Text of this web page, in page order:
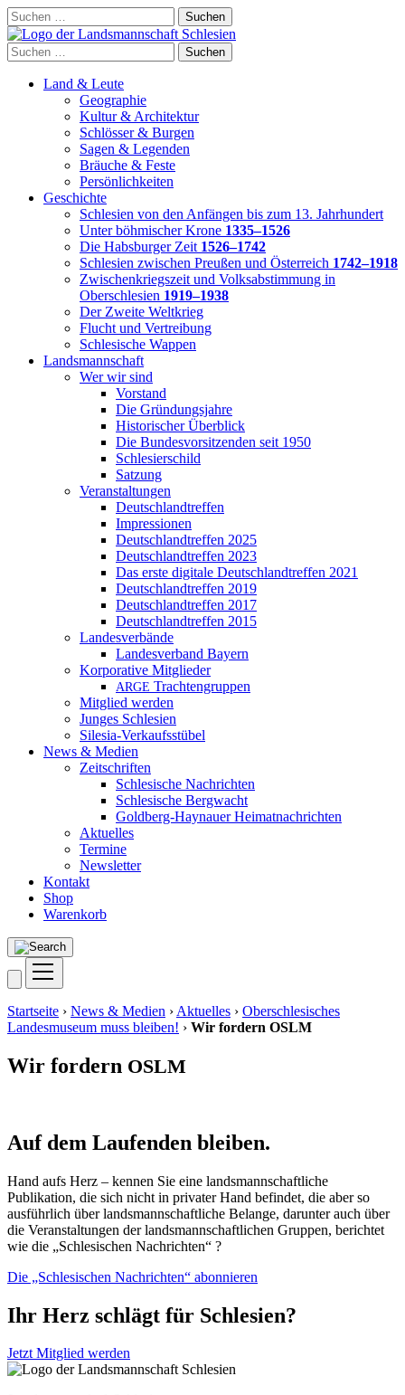
Skip
to
content
Suchen
nach:
Suchen
nach:
Land & Leute
Geographie
Kultur & Architektur
Schlösser & Burgen
Sagen & Legenden
Bräuche & Feste
Persönlichkeiten
Geschichte
Schlesien von den Anfängen bis zum 13. Jahrhundert
Unter böhmischer Krone 1335–1526
Die Habsburger Zeit 1526–1742
Schlesien zwischen Preußen und Österreich 1742–1918
Zwischenkriegszeit und Volksabstimmung in
Oberschlesien 1919–1938
Der Zweite Weltkrieg
Flucht und Vertreibung
Schlesische Wappen
Landsmannschaft
Wer wir sind
Vorstand
Die Gründungsjahre
Historischer Überblick
Die Bundesvorsitzenden seit 1950
Schlesierschild
Satzung
Veranstaltungen
Deutschlandtreffen
Impressionen
Deutschlandtreffen 2025
Deutschlandtreffen 2023
Das erste digitale Deutschlandtreffen 2021
Deutschlandtreffen 2019
Deutschlandtreffen 2017
Deutschlandtreffen 2015
Landesverbände
Landesverband Bayern
Korporative Mitglieder
ARGE Trachtengruppen
Mitglied werden
Junges Schlesien
Silesia-Verkaufsstübel
News & Medien
Zeitschriften
Schlesische Nachrichten
Schlesische Bergwacht
Goldberg-Haynauer Heimatnachrichten
Aktuelles
Termine
Newsletter
Kontakt
Shop
Warenkorb
Startseite › News & Medien › Aktuelles › Oberschlesisches
Landesmuseum muss bleiben! › Wir fordern OSLM
Wir fordern OSLM
Auf dem Laufenden bleiben.
Hand aufs Herz – kennen Sie eine landsmannschaftliche
Publikation, die sich nicht in privater Hand befindet, die aber so
ausführlich über landsmannschaftliche Belange, darunter auch über
die Veranstaltungen der landsmannschaftlichen Gruppen, berichtet
wie die „Schlesischen Nachrichten“ ?
Die „Schlesischen Nachrichten“ abonnieren
Ihr Herz schlägt für Schlesien?
Jetzt Mitglied werden